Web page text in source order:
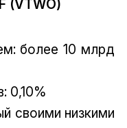
(VTWO)
более 10 млрд
0,10%
своими низкими